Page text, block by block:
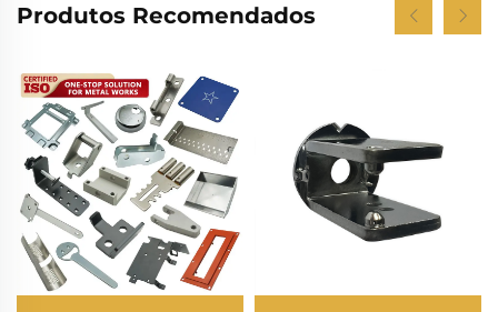
Produtos Recomendados